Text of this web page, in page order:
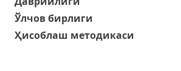
Ўлчов бирлиги
Ҳисоблаш методикаси